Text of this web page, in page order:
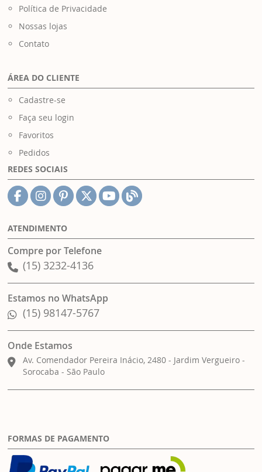
Política de Privacidade
Nossas lojas
Contato
ÁREA DO CLIENTE
Cadastre-se
Faça seu login
Favoritos
Pedidos
REDES SOCIAIS
ATENDIMENTO
Compre por Telefone
(15) 3232-4136
Estamos no WhatsApp
(15) 98147-5767
Onde Estamos
Av. Comendador Pereira Inácio, 2480 - Jardim Vergueiro -
Sorocaba - São Paulo
FORMAS DE PAGAMENTO